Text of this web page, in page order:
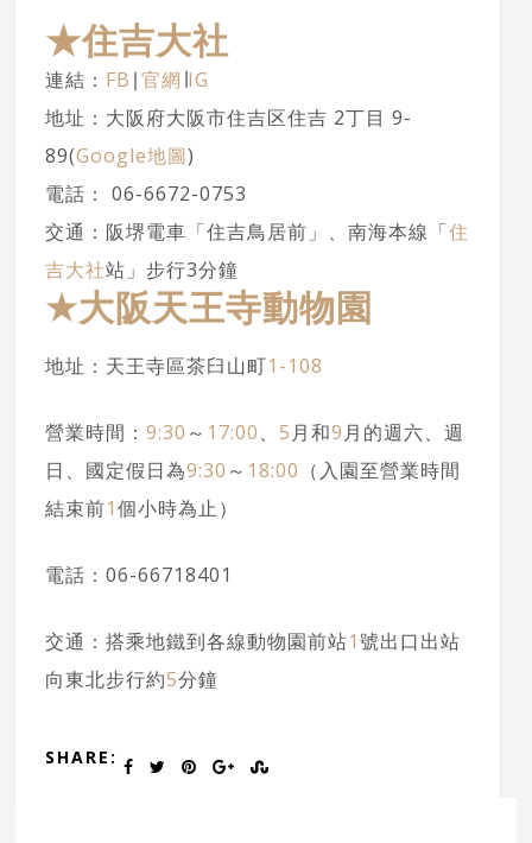
★住吉大社
連結： FB ∣官網 ∣IG
地址：大阪府大阪市住吉区住吉 2丁目 9-
89(Google地圖)
電話： 06-6672-0753
交通：阪堺電車「住吉鳥居前」、南海本線「住
吉大社站」步行3分鐘
★大阪天王寺動物園
地址：天王寺區茶臼山町1-108
營業時間：9:30 ～ 17:00、5 月和9 月的週六、週
日、國定假日為9:30 ～ 18:00 （入園至營業時間
結束前1個小時為止）
電話：06-66718401
交通：搭乘地鐵到各線動物園前站1號出口出站
向東北步行約5分鐘
SHARE: